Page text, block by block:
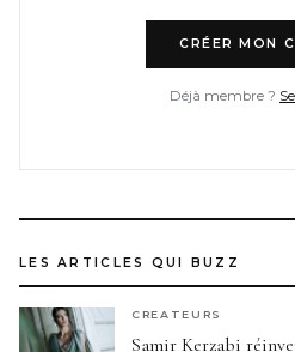
CRÉER MON
Déjà membre ?
LES ARTICLES QUI BUZZ
CREATEURS
Samir Kerzabi